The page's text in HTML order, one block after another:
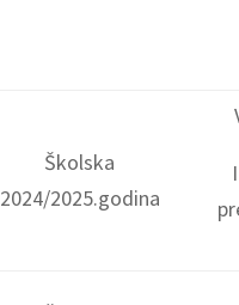
Školska
2024/2025.godina